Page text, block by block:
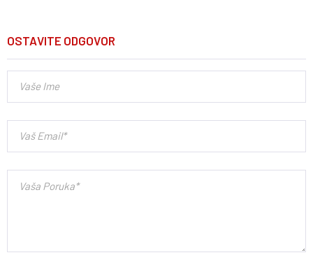
OSTAVITE ODGOVOR